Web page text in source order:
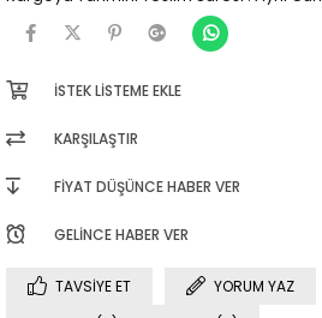
İSTEK LISTEME EKLE
KARŞILAŞTIR
FIYAT DÜŞÜNCE HABER VER
GELINCE HABER VER
TAVSIYE ET
YORUM YAZ